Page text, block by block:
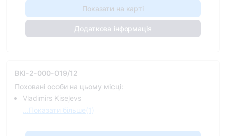
Показати на карті
Додаткова інформація
BKI-2-000-019/12
Поховані особи на цьому місці:
Vladimirs Kiseļevs
...Показати більше(1)